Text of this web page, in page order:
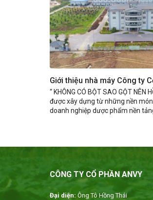
Giới thiệu nhà máy Công ty
“ KHÔNG CÓ BỘT SAO GỘT NÊN
được xây dựng từ những nền
doanh nghiệp dược phẩm nền tảng
CÔNG TY CỔ PHẦN ANVY
Đại diện: Ông Tô Hồng Thái